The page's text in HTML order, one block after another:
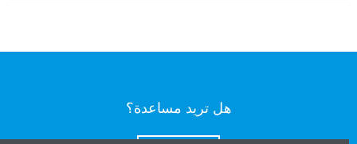
هل تريد مساعدة؟